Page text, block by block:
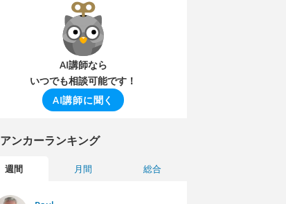
AI講師なら
いつでも相談可能です！
AI講師に聞く
アンカーランキング
週間 月間 総合